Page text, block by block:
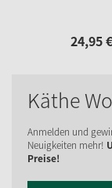
24,95€
Käthe
Anmelden und
Neuigkeiten mehr!
Preise!